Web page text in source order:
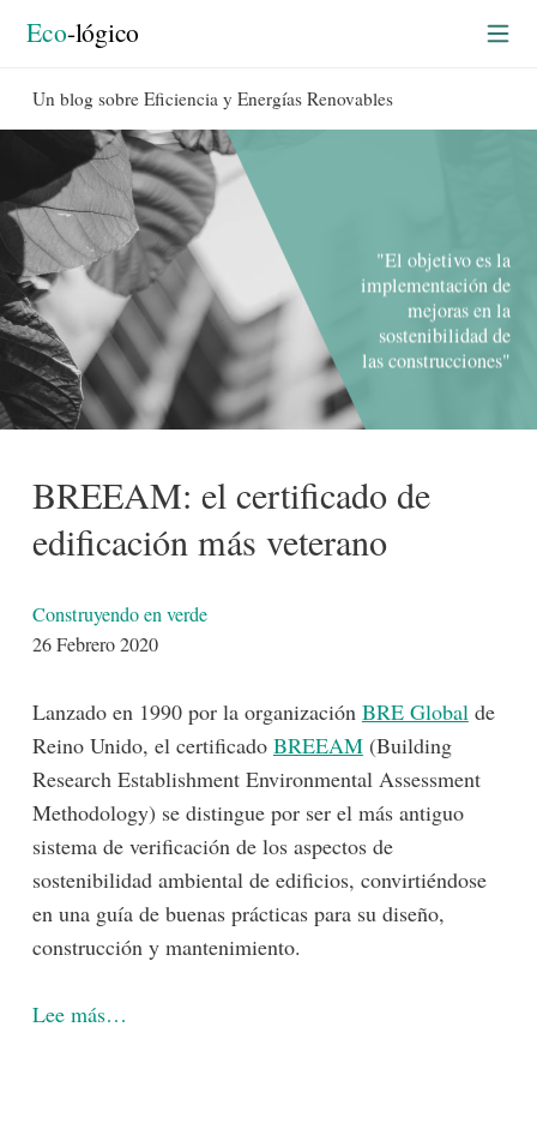
Eco-lógico
Un blog sobre Eficiencia y Energías Renovables
"El objetivo es la
implementación de
mejoras en la
sostenibilidad de
las construcciones"
BREEAM: el certificado de
edificación más veterano
DetallesConstruyendo en verde
26 Febrero 2020
Lanzado en 1990 por la organización BRE Global de
Reino Unido, el certificado BREEAM(Building
Research Establishment Environmental Assessment
Methodology) se distingue por ser el más antiguo
sistema de verificación de los aspectos de
sostenibilidad ambiental de edificios, convirtiéndose
en una guía de buenas prácticas para su diseño,
construcción y mantenimiento.
Lee más…